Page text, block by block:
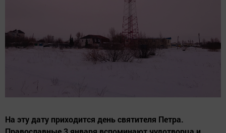
На эту дату приходится день святителя Петра.